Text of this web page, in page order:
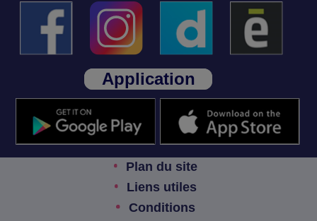
Application
Plan du site
Liens utiles
Conditions